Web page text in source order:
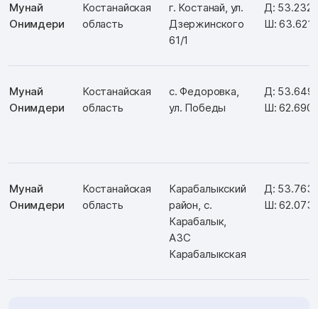
Мунай
Онимдери
Костанайская
область
г. Костанай, ул.
Дзержинского
61/1
Д:
Ш:
Мунай
Онимдери
Костанайская
область
с. Федоровка,
ул. Победы
Д:
Ш:
Мунай
Онимдери
Костанайская
область
Карабалыкский
район, с.
Карабалык,
АЗС
Карабалыкская
Д:
Ш: